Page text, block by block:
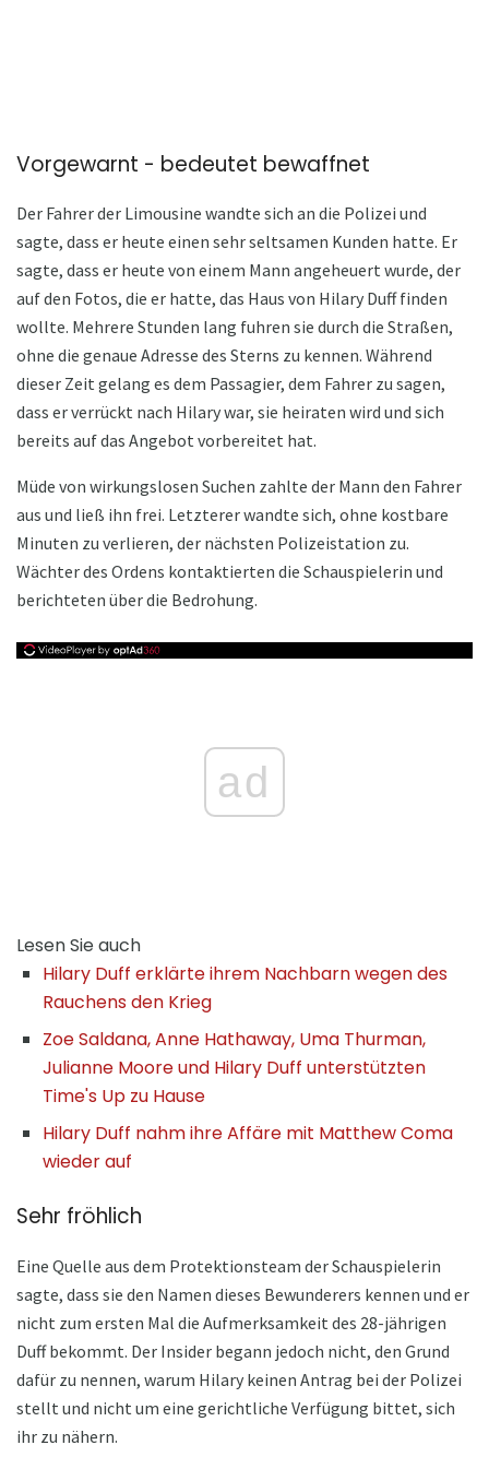
Vorgewarnt - bedeutet bewaffnet
Der Fahrer der Limousine wandte sich an die Polizei und
sagte, dass er heute einen sehr seltsamen Kunden hatte. Er
sagte, dass er heute von einem Mann angeheuert wurde, der
auf den Fotos, die er hatte, das Haus von Hilary Duff finden
wollte. Mehrere Stunden lang fuhren sie durch die Straßen,
ohne die genaue Adresse des Sterns zu kennen. Während
dieser Zeit gelang es dem Passagier, dem Fahrer zu sagen,
dass er verrückt nach Hilary war, sie heiraten wird und sich
bereits auf das Angebot vorbereitet hat.
Müde von wirkungslosen Suchen zahlte der Mann den Fahrer
aus und ließ ihn frei. Letzterer wandte sich, ohne kostbare
Minuten zu verlieren, der nächsten Polizeistation zu.
Wächter des Ordens kontaktierten die Schauspielerin und
berichteten über die Bedrohung.
ad
Lesen Sie auch
Hilary Duff erklärte ihrem Nachbarn wegen des
Rauchens den Krieg
Zoe Saldana, Anne Hathaway, Uma Thurman,
Julianne Moore und Hilary Duff unterstützten
Time's Up zu Hause
Hilary Duff nahm ihre Affäre mit Matthew Coma
wieder auf
Sehr fröhlich
Eine Quelle aus dem Protektionsteam der Schauspielerin
sagte, dass sie den Namen dieses Bewunderers kennen und er
nicht zum ersten Mal die Aufmerksamkeit des 28-jährigen
Duff bekommt. Der Insider begann jedoch nicht, den Grund
dafür zu nennen, warum Hilary keinen Antrag bei der Polizei
stellt und nicht um eine gerichtliche Verfügung bittet, sich
ihr zu nähern.